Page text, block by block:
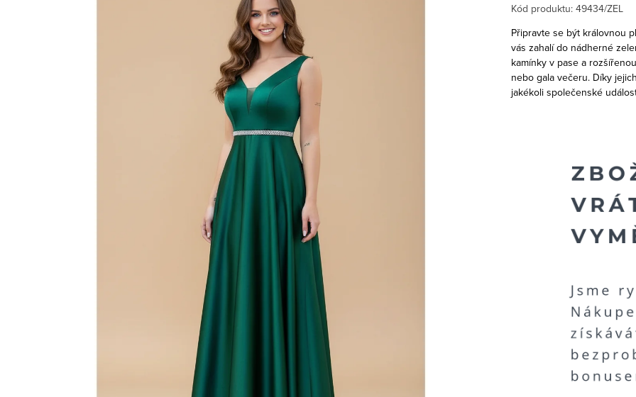
Kód produktu: 49434/ZEL
Připravte se být královnou
vás zahalí do nádherné
kamínky v pase a
nebo gala večeru. Díky
jakékoli společenské